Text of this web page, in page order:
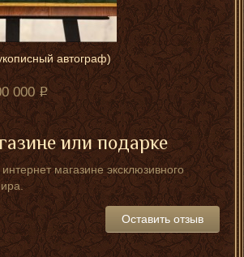
автограф)
000
или подарке
магазине эксклюзивного
Оставить отзыв